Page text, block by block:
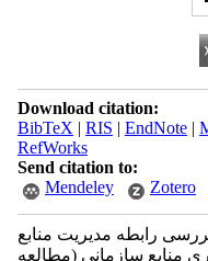
Download citation:
BibTeX | RIS | EndNote|
RefWorks
Send citation to:
Mendeley
Zotero
رابطه مدیریت منابع
منابع سازمانی (مطالعه